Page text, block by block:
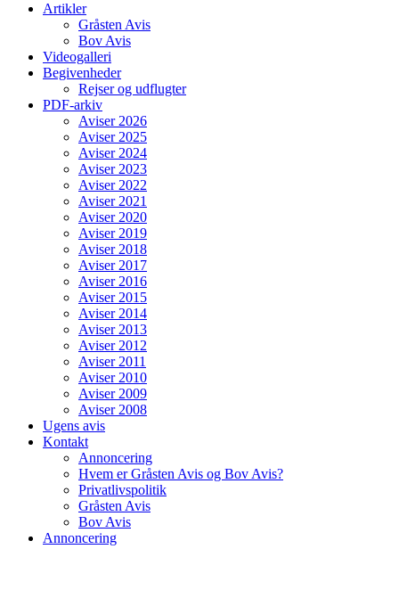
Artikler
Gråsten Avis
Bov Avis
Videogalleri
Begivenheder
Rejser og udflugter
PDF-arkiv
Aviser 2026
Aviser 2025
Aviser 2024
Aviser 2023
Aviser 2022
Aviser 2021
Aviser 2020
Aviser 2019
Aviser 2018
Aviser 2017
Aviser 2016
Aviser 2015
Aviser 2014
Aviser 2013
Aviser 2012
Aviser 2011
Aviser 2010
Aviser 2009
Aviser 2008
Ugens avis
Kontakt
Annoncering
Hvem er Gråsten Avis og Bov Avis?
Privatlivspolitik
Gråsten Avis
Bov Avis
Annoncering